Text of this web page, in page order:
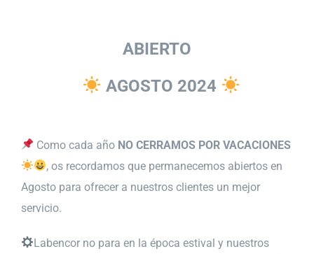
ABIERTO
AGOSTO 2024
Como cada año NO CERRAMOS POR VACACIONES
, os recordamos que permanecemos abiertos en
Agosto para ofrecer a nuestros clientes un mejor
servicio.
Labencor no para en la época estival y nuestros